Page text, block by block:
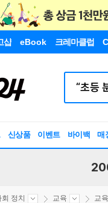
샵 eBook 크레마클럽
신상품 이벤트 바이백 매
회 정치 교육 교